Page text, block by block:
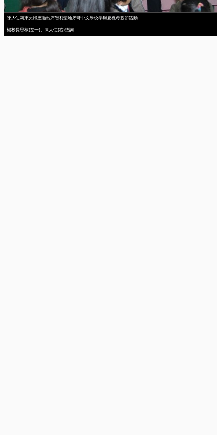
陳大使新東夫婦應邀出席智利聖地牙哥中文學校舉辦慶祝母親節活動
楊校長思棣(左一)、陳大使(右)致詞